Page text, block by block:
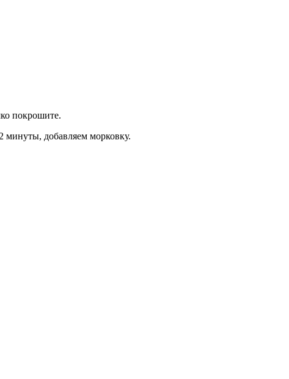
покрошите.
минуты, добавляем морковку.